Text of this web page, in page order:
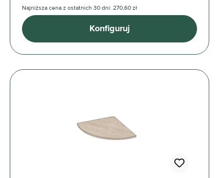
Najniższa cena z ostatnich 30 dni: 270,60 zł
Konfiguruj